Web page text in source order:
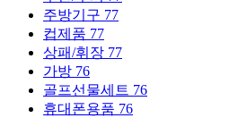
주방기구 77
컵제품 77
상패/휘장 77
가방 76
골프선물세트 76
휴대폰용품 76